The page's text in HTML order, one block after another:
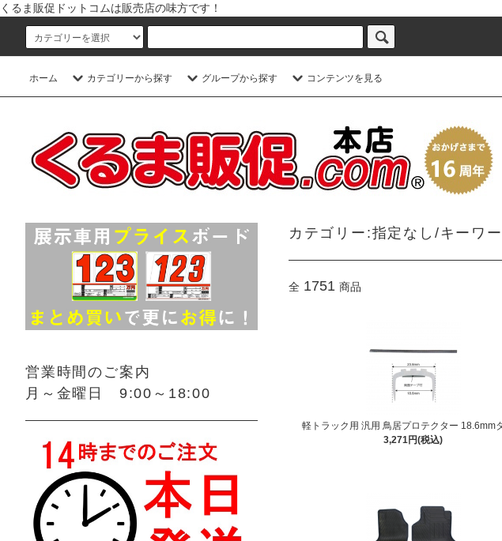
くるま販促ドットコムは販売店の味方です！
ホーム カテゴリーから探す グループから探す コンテンツを見る
カテゴリー:指定なし/キーワ
全 1751 商品
軽トラック用 汎用 鳥居プロテクター 18.6mm
3,271円(税込)
営業時間のご案内
月～金曜日 9:00～18:00